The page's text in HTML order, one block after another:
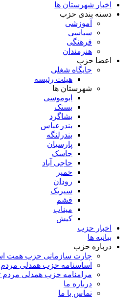
اخبار شهرستان ها
دسته بندی حزب
آموزشی
سیاسی
فرهنگی
هنرمندان
اعضا حزب
جایگاه شغلی
هیئت رئیسه
شهرستان ها
ابوموسی
بستک
بشاگرد
بندرعباس
بندرلنگه
پارسیان
جاسک
حاجی آباد
خمیر
رودان
سیریک
قشم
میناب
کیش
اخبار حزب
بیانیه ها
درباره حزب
چارت سازمانی حزب همت
اساسنامه حزب همدلی
مرامنامه حزب همدلی
درباره ما
تماس با ما